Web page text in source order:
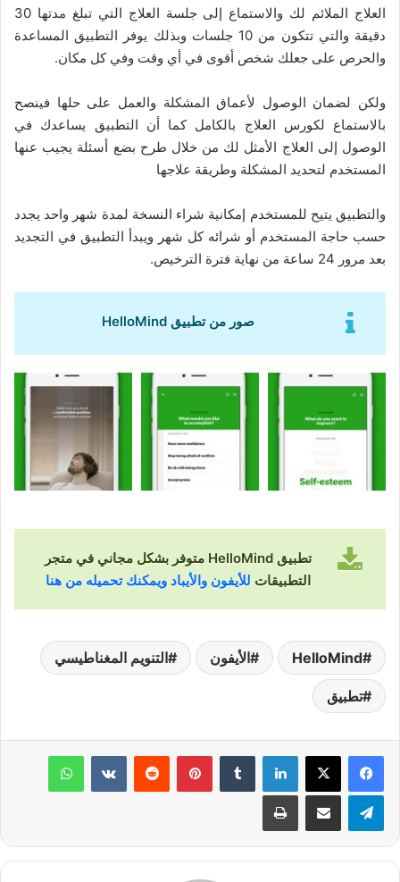
العلاج الملائم لك والاستماع إلى جلسة العلاج التي تبلغ مدتها 30
دقيقة والتي تتكون من 10 جلسات وبذلك يوفر التطبيق المساعدة
والحرص على جعلك شخص أقوى في أي وقت وفي كل مكان.
ولكن لضمان الوصول لأعماق المشكلة والعمل على حلها فينصح
بالاستماع لكورس العلاج بالكامل كما أن التطبيق يساعدك في
الوصول إلى العلاج الأمثل لك من خلال طرح بضع أسئلة يجيب عنها
المستخدم لتحديد المشكلة وطريقة علاجها
والتطبيق يتيح للمستخدم إمكانية شراء النسخة لمدة شهر واحد يجدد
حسب حاجة المستخدم أو شرائه كل شهر ويبدأ التطبيق في التجديد
بعد مرور 24 ساعة من نهاية فترة الترخيص.
صور من تطبيق HelloMind
تطبيق HelloMind متوفر بشكل مجاني في متجر
التطبيقات للأيفون والأيباد ويمكنك تحميله من هنا
HelloMind الأيفون التنويم المغناطيسي
تطبيق
لينكدإن بينتيريست